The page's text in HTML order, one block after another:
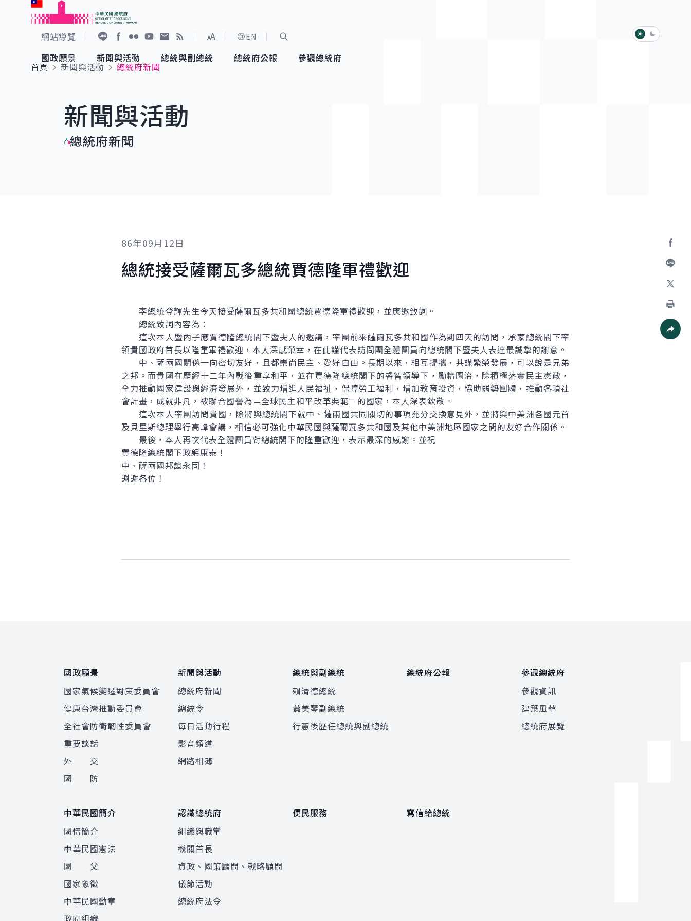
跳到主要內容
網站導覽
展開字級選單
EN
國政願景
國家氣候變遷對策委員會
重要談話
新聞與活動
總統府新聞
影音頻道
總統與副總統
賴清德總統
總統府公報 參觀總統府
參觀資訊
淺色模式
深色模式
首頁
新聞與活動
總統府新聞
新聞與活動
總統府新聞
加入好
列印
86年09月12日
總統接受薩爾瓦多總統賈德隆軍禮歡迎
李總統登輝先生今天接受薩爾瓦多共和國總統賈德隆軍禮歡迎，並應邀致詞。
總統致詞內容為：
這次本人暨內子應賈德隆總統閣下暨夫人的邀請，率團前來薩爾瓦多共和國作為期四天的訪問，承蒙總統閣下率
領貴國政府首長以隆重軍禮歡迎，本人深感榮幸，在此謹代表訪問團全體團員向總統閣下暨夫人表達最誠摯的謝意。
中、薩兩國關係一向密切友好，且都崇尚民主、愛好自由。長期以來，相互提攜，共謀繁榮發展，可以說是兄弟
之邦。而貴國在歷經十二年內戰後重享和平，並在賈德隆總統閣下的睿智領導下，勵精圖治，除積極落實民主憲政，
全力推動國家建設與經濟發展外，並致力增進人民福祉，保障勞工福利，增加教育投資，協助弱勢團體，推動各項社
會計畫，成就非凡，被聯合國譽為﹁全球民主和平改革典範﹂的國家，本人深表欽敬。
這次本人率團訪問貴國，除將與總統閣下就中、薩兩國共同關切的事項充分交換意見外，並將與中美洲各國元首
及貝里斯總理舉行高峰會議，相信必可強化中華民國與薩爾瓦多共和國及其他中美洲地區國家之間的友好合作關係。
最後，本人再次代表全體團員對總統閣下的隆重歡迎，表示最深的感謝。並祝
賈德隆總統閣下政躬康泰！
中、薩兩國邦誼永固！
謝謝各位！
國政願景
國家氣候變遷對策委員會
健康台灣推動委員會
全社會防衛韌性委員會
重要談話
外 交
國 防
新聞與活動
總統府新聞
總統令
每日活動行程
影音頻道
網路相簿
總統與副總統
賴清德總統
蕭美琴副總統
行憲後歷任總統與副總統
總統府公報
參觀總統府
參觀資訊
建築風華
總統府展覽
中華民國簡介
國情簡介
中華民國憲法
國 父
國家象徵
中華民國勳章
政府組織
認識總統府
組織與職掌
機關首長
資政、國策顧問、戰略顧問
儀節活動
總統府法令
便民服務 寫信給總統